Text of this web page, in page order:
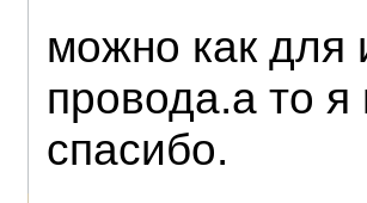
можно как для
провода.а то я
спасибо.